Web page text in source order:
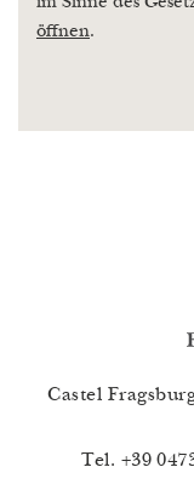
öffnen.
Castel
Tel. +39